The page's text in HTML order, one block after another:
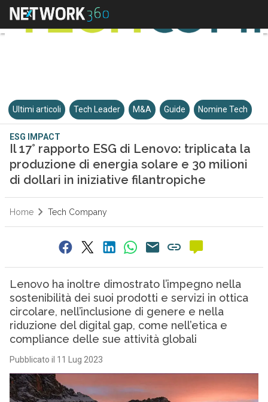
Ultimi articoli Tech Leader M&A Guide Nomine Tech
ESG IMPACT
Il 17° rapporto ESG di Lenovo: triplicata la
produzione di energia solare e 30 milioni
di dollari in iniziative filantropiche
Home Tech Company
Lenovo ha inoltre dimostrato l’impegno nella
sostenibilità dei suoi prodotti e servizi in ottica
circolare, nell’inclusione di genere e nella
riduzione del digital gap, come nell’etica e
compliance delle sue attività globali
Pubblicato il 11 Lug 2023